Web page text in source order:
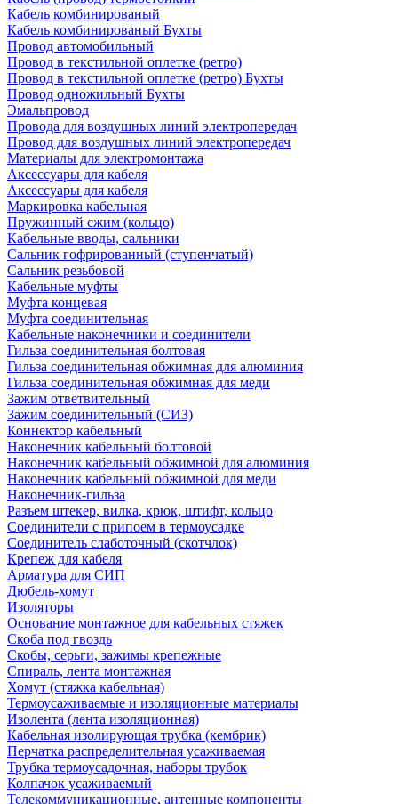
Кабель комбинированый
Кабель комбинированый Бухты
Провод автомобильный
Провод в текстильной оплетке (ретро)
Провод в текстильной оплетке (ретро) Бухты
Провод одножильный Бухты
Эмальпровод
Провода для воздушных линий электропередач
Провод для воздушных линий электропередач
Материалы для электромонтажа
Аксессуары для кабеля
Аксессуары для кабеля
Маркировка кабельная
Пружинный сжим (кольцо)
Кабельные вводы, сальники
Сальник гофрированный (ступенчатый)
Сальник резьбовой
Кабельные муфты
Муфта концевая
Муфта соединительная
Кабельные наконечники и соединители
Гильза соединительная болтовая
Гильза соединительная обжимная для алюминия
Гильза соединительная обжимная для меди
Зажим ответвительный
Зажим соединительный (СИЗ)
Коннектор кабельный
Наконечник кабельный болтовой
Наконечник кабельный обжимной для алюминия
Наконечник кабельный обжимной для меди
Наконечник-гильза
Разъем штекер, вилка, крюк, штифт, кольцо
Соединители с припоем в термоусадке
Соединитель слаботочный (скотчлок)
Крепеж для кабеля
Арматура для СИП
Дюбель-хомут
Изоляторы
Основание монтажное для кабельных стяжек
Скоба под гвоздь
Скобы, серьги, зажимы крепежные
Спираль, лента монтажная
Хомут (стяжка кабельная)
Термоусаживаемые и изоляционные материалы
Изолента (лента изоляционная)
Кабельная изолирующая трубка (кембрик)
Перчатка распределительная усаживаемая
Трубка термоусадочная, наборы трубок
Колпачок усаживаемый
Телекоммуникационные, антенные компоненты